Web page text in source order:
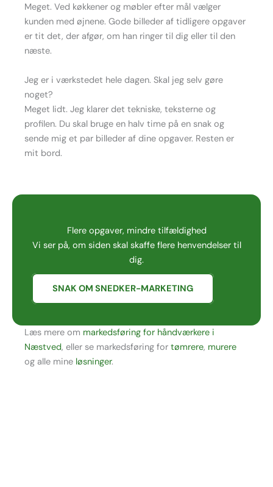
Meget. Ved køkkener og møbler efter mål vælger
kunden med øjnene. Gode billeder af tidligere opgaver
er tit det, der afgør, om han ringer til dig eller til den
næste.
Jeg er i værkstedet hele dagen. Skal jeg selv gøre
noget?
Meget lidt. Jeg klarer det tekniske, teksterne og
profilen. Du skal bruge en halv time på en snak og
sende mig et par billeder af dine opgaver. Resten er
mit bord.
Flere opgaver, mindre tilfældighed
Vi ser på, om siden skal skaffe flere henvendelser til
dig.
SNAK OM SNEDKER-MARKETING
Læs mere om markedsføring for håndværkere i
Næstved, eller se markedsføring for tømrere, murere
og alle mine løsninger.